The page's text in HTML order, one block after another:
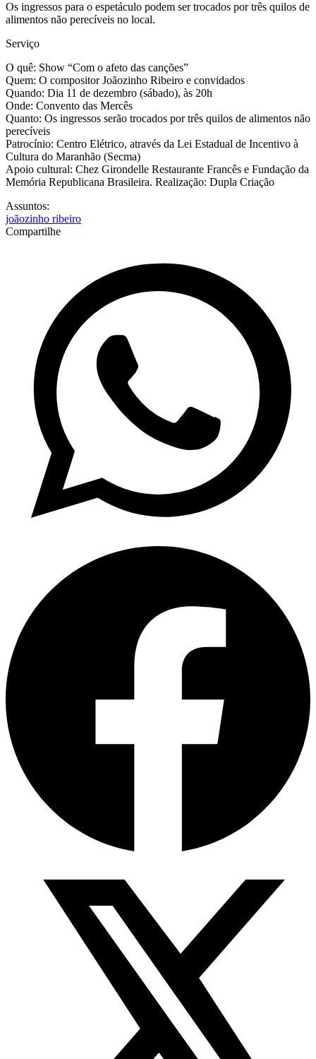
Os ingressos para o espetáculo podem ser trocados por três quilos de
alimentos não perecíveis no local.
Serviço
O quê: Show “Com o afeto das canções”
Quem: O compositor Joãozinho Ribeiro e convidados
Quando: Dia 11 de dezembro (sábado), às 20h
Onde: Convento das Mercês
Quanto: Os ingressos serão trocados por três quilos de alimentos não
perecíveis
Patrocínio: Centro Elétrico, através da Lei Estadual de Incentivo à
Cultura do Maranhão (Secma)
Apoio cultural: Chez Girondelle Restaurante Francês e Fundação da
Memória Republicana Brasileira. Realização: Dupla Criação
Assuntos:
joãozinho ribeiro
Compartilhe